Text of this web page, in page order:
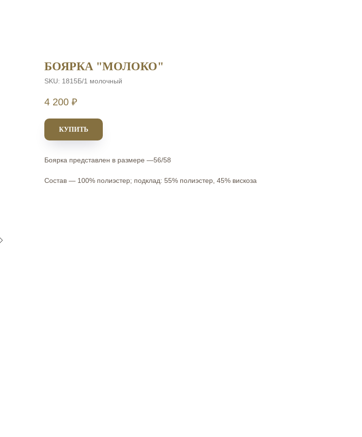
БОЯРКА "МОЛОКО"
SKU: 1815Б/1 молочный
4 200 ₽
КУПИТЬ
Боярка представлен в размере —56/58
Состав — 100% полиэстер; подклад: 55% полиэстер, 45% вискоза